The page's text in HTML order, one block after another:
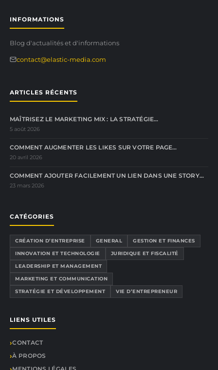
INFORMATIONS
Blog d'actualités et d'informations
contact@elastic-media.com
ARTICLES RÉCENTS
MAÎTRISEZ LE MARKETING MIX : LA STRATÉGIE…
5 août 2026
COMMENT AUGMENTER LES LIKES SUR VOTRE PAGE…
20 avril 2026
COMMENT AJOUTER FACILEMENT UN LIEN DANS UNE STORY…
23 mars 2026
CATÉGORIES
CRÉATION D’ENTREPRISE GENERAL
GESTION ET FINANCES
INNOVATION ET TECHNOLOGIE
JURIDIQUE ET FISCALITÉ
LEADERSHIP ET MANAGEMENT
MARKETING ET COMMUNICATION
STRATÉGIE ET DÉVELOPPEMENT
VIE D’ENTREPRENEUR
LIENS UTILES
CONTACT
À PROPOS